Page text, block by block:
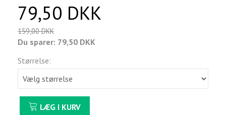
79,50 DKK
159,00 DKK
Du sparer: 79,50 DKK
Størrelse:
LÆG I KURV